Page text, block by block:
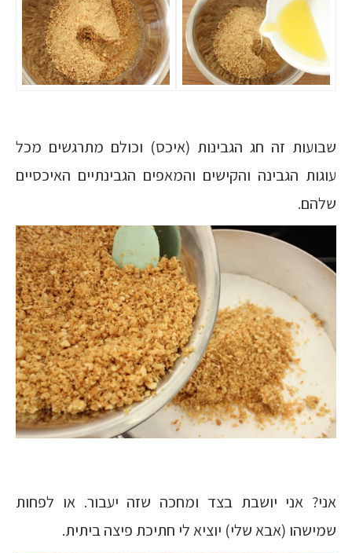
שבועות זה חג הגבינות (איכס) וכולם מתרגשים מכל
עוגות הגבינה והקישים והמאפים הגבינתיים האיכסיים
שלהם.
אני? אני יושבת בצד ומחכה שזה יעבור. או לפחות
שמישהו (אבא שלי) יוציא לי חתיכת פיצה ביתית.